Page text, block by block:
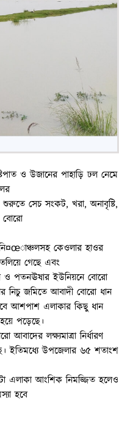
ও উজানের পাহাড়ি ঢল নেমে
শুরুতে সেচ সংকট, খরা, অনাবৃষ্টি,
বোরো
নি¤œাঞ্চলসহ কেওলার হাওর
গেছে এবং
ও পতনঊষার ইউনিয়নে বোরো
নিচু জমিতে আবাদী বোরো ধান
আশপাশ এলাকার কিছু ধান
পড়েছে।
লক্ষ্যমাত্রা নির্ধারণ
ইতিমধ্যে উপজেলার ৬৫ শতাংশ
এলাকা আংশিক নিমজ্জিত হলেও
হবে